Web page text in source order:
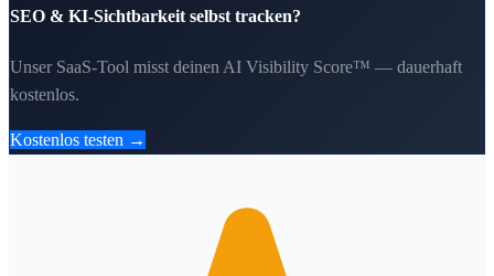
SEO & KI-Sichtbarkeit selbst tracken?
Unser SaaS-Tool misst deinen AI Visibility Score™ — dauerhaft
kostenlos.
Kostenlos testen →